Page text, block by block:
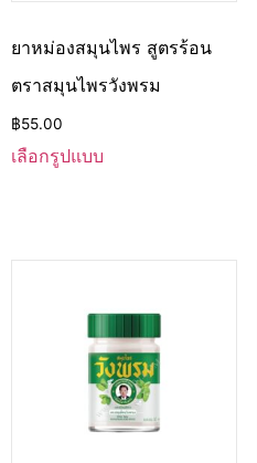
ยาหม่องสมุนไพร สูตรร้อน
ตราสมุนไพรวังพรม
฿55.00
เลือกรูปแบบ